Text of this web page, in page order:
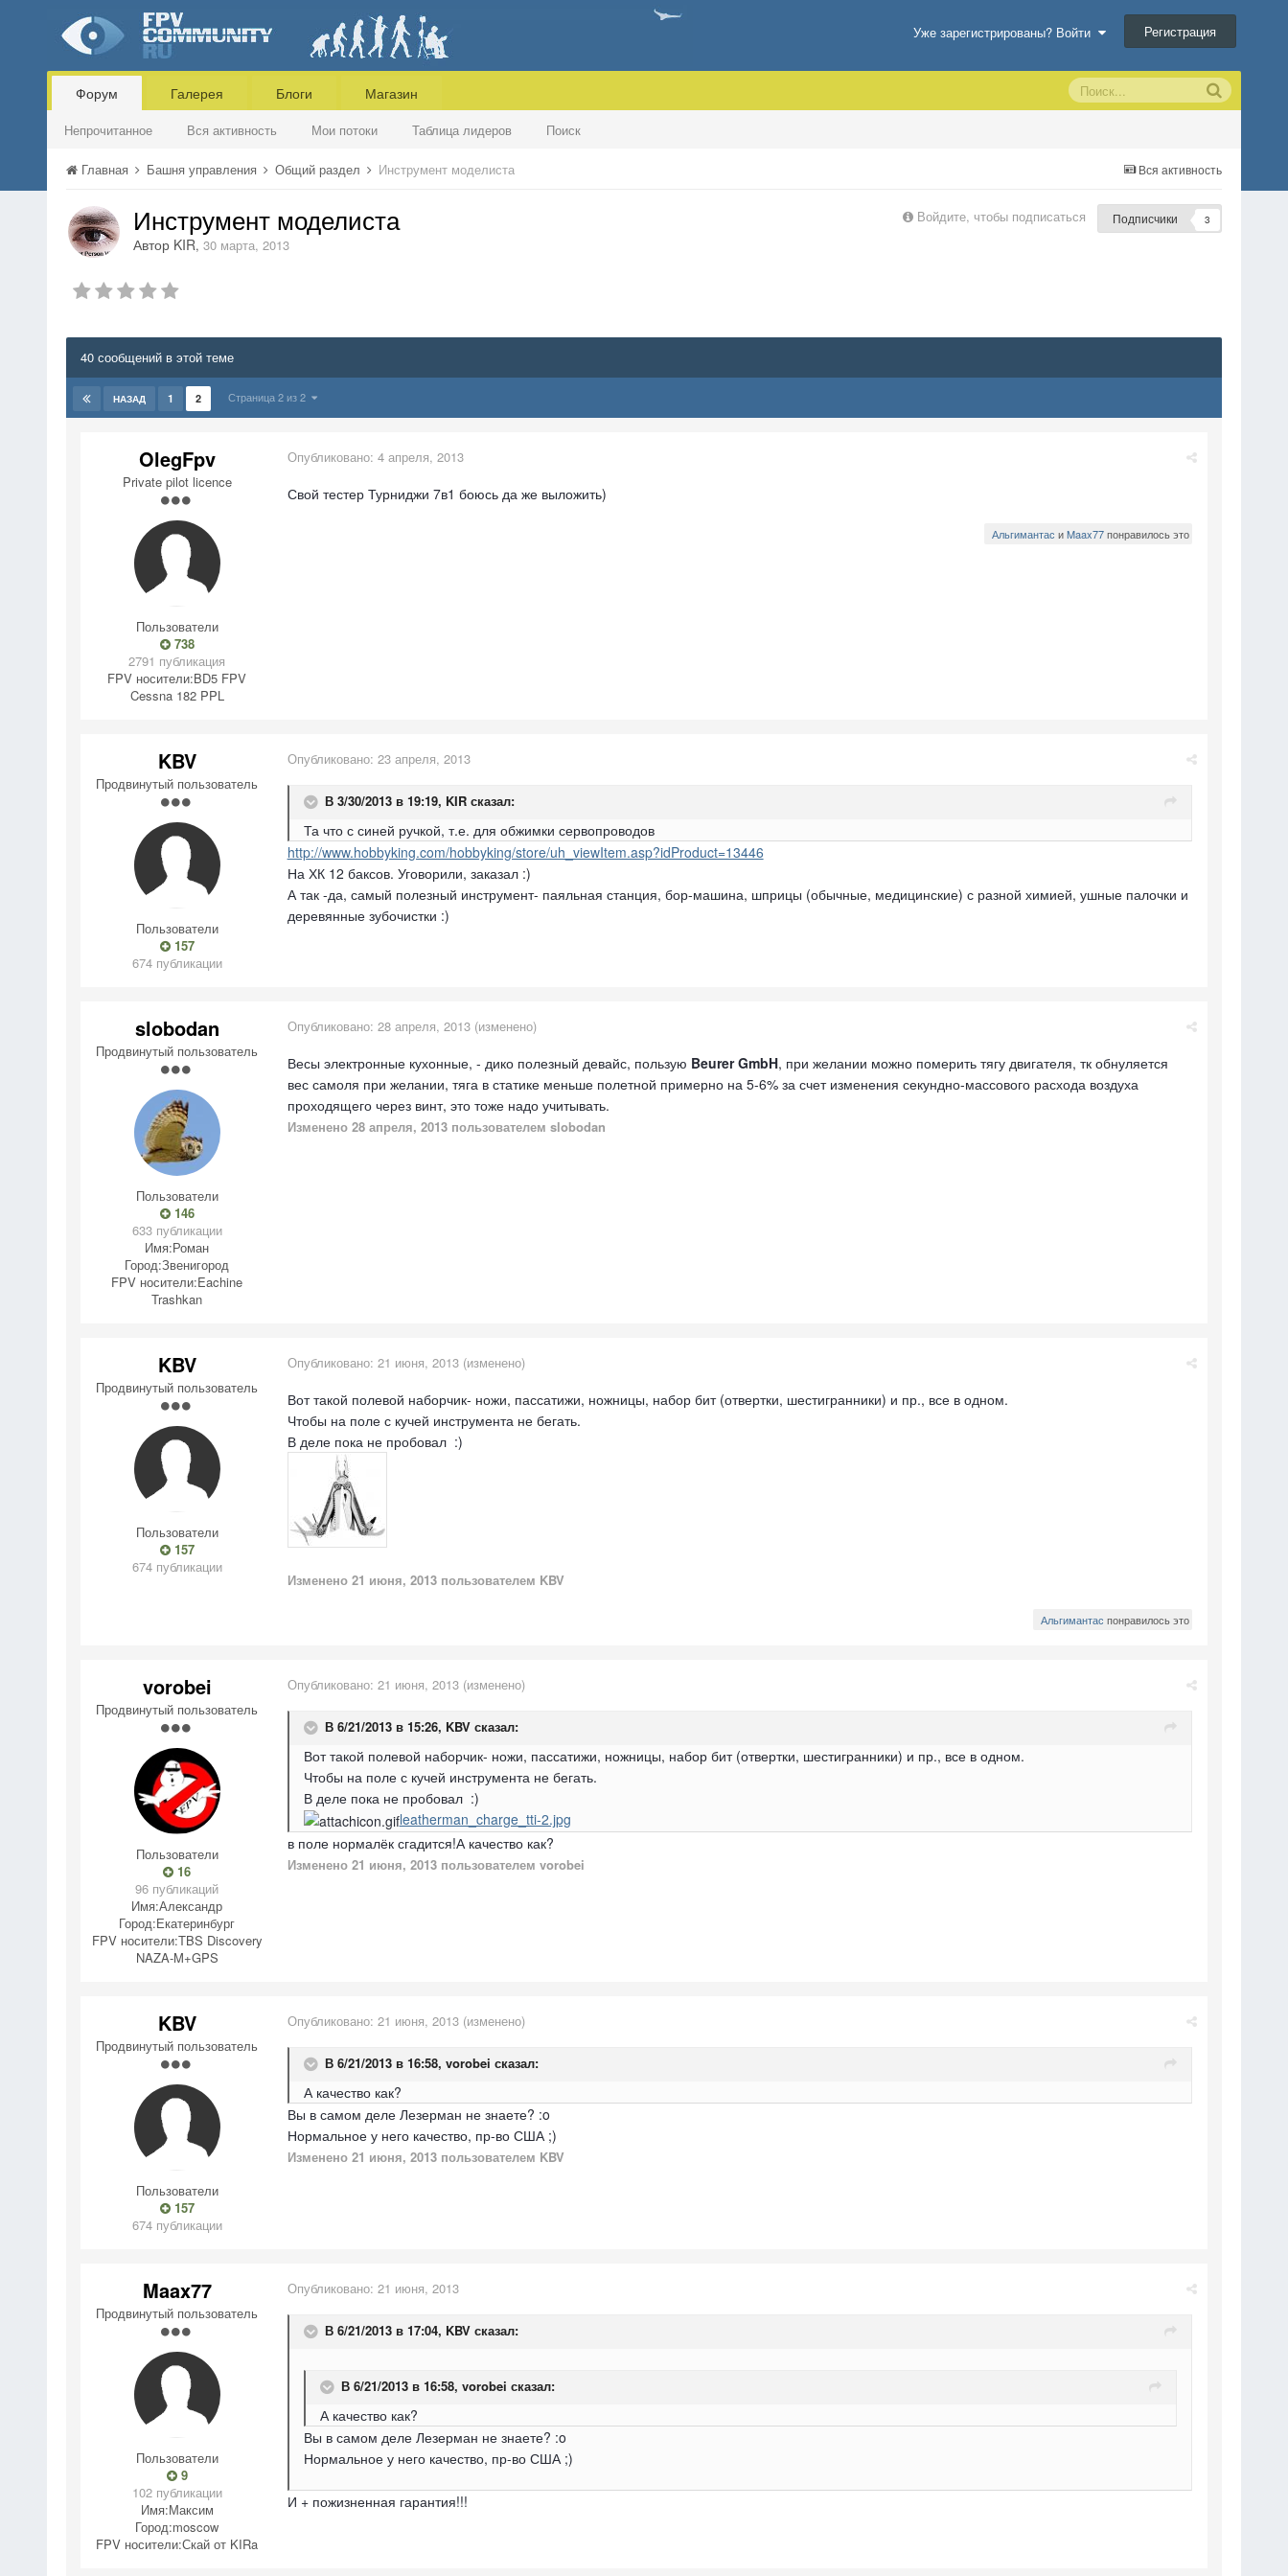
Уже зарегистрированы? Войти Регистрация
Форум
Непрочитанное Вся активность Мои потоки Таблица лидеров Поиск
Галерея Блоги Магазин
Вся активность
Главная Башня управления Общий раздел Инструмент моделиста
Войдите, чтобы подписаться Подписчики 3
Инструмент моделиста
Автор KIR, 30 марта, 2013
40 сообщений в этой теме
НАЗАД 1 2 Страница 2 из 2
OlegFpv
Private pilot licence
Пользователи
738
2791 публикация
FPV носители:BD5 FPV
Cessna 182 PPL
Опубликовано: 4 апреля, 2013
Свой тестер Турниджи 7в1 боюсь да же выложить)
Альгимантас иMaax77понравилось это
KBV
Продвинутый пользователь
Пользователи
157
674 публикации
Опубликовано: 23 апреля, 2013
В 3/30/2013 в 19:19, KIR сказал:
Та что с синей ручкой, т.е. для обжимки сервопроводов
http://www.hobbyking.com/hobbyking/store/uh_viewItem.asp?idProduct=13446
На ХК 12 баксов. Уговорили, заказал :)
А так -да, самый полезный инструмент- паяльная станция, бор-машина, шприцы (обычные, медицинские) с разной химией, ушные палочки и
деревянные зубочистки :)
slobodan
Продвинутый пользователь
Пользователи
146
633 публикации
Имя:Роман
Город:Звенигород
FPV носители:Eachine
Trashkan
Опубликовано: 28 апреля, 2013(изменено)
Весы электронные кухонные, - дико полезный девайс, пользую Beurer GmbH, при желании можно померить тягу двигателя, тк обнуляется
вес самоля при желании, тяга в статике меньше полетной примерно на 5-6% за счет изменения секундно-массового расхода воздуха
проходящего через винт, это тоже надо учитывать.
Изменено 28 апреля, 2013пользователем slobodan
KBV
Продвинутый пользователь
Пользователи
157
674 публикации
Опубликовано: 21 июня, 2013(изменено)
Вот такой полевой наборчик- ножи, пассатижи, ножницы, набор бит (отвертки, шестигранники) и пр., все в одном.
Чтобы на поле с кучей инструмента не бегать.
В деле пока не пробовал :)
Изменено 21 июня, 2013пользователем KBV
Альгимантас понравилось это
vorobei
Продвинутый пользователь
Пользователи
16
96 публикаций
Имя:Александр
Город:Екатеринбург
FPV носители:TBS Discovery
NAZA-M+GPS
Опубликовано: 21 июня, 2013(изменено)
В 6/21/2013 в 15:26, KBV сказал:
Вот такой полевой наборчик- ножи, пассатижи, ножницы, набор бит (отвертки, шестигранники) и пр., все в одном.
Чтобы на поле с кучей инструмента не бегать.
В деле пока не пробовал :)
leatherman_charge_tti-2.jpg
в поле нормалёк сгадится!А качество как?
Изменено 21 июня, 2013пользователем vorobei
KBV
Продвинутый пользователь
Пользователи
157
674 публикации
Опубликовано: 21 июня, 2013(изменено)
В 6/21/2013 в 16:58, vorobei сказал:
А качество как?
Вы в самом деле Лезерман не знаете? :o
Нормальное у него качество, пр-во США ;)
Изменено 21 июня, 2013пользователем KBV
Maax77
Продвинутый пользователь
Пользователи
9
102 публикации
Имя:Максим
Город:moscow
FPV носители:Скай от KIRa
Опубликовано: 21 июня, 2013
В 6/21/2013 в 17:04, KBV сказал:
В 6/21/2013 в 16:58, vorobei сказал:
А качество как?
Вы в самом деле Лезерман не знаете? :o
Нормальное у него качество, пр-во США ;)
И + пожизненная гарантия!!!